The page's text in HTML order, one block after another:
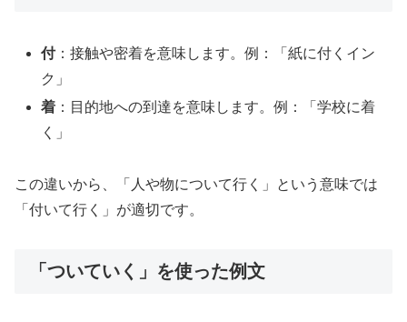
付：接触や密着を意味します。例：「紙に付くイン
ク」
着 ：目的地への到達を意味します。例：「学校に着
く」
この違いから、「人や物について行く」という意味では
「付いて行く」が適切です。
「ついていく」を使った例文